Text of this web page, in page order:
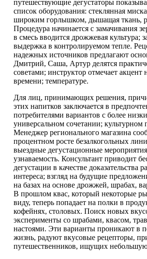
путешествующие дегустаторы
список оборудования: стеклянная
широким горлышком, дышащая ткань,
Процедура начинается с замачивания
в смесь вводится дрожжевая культура;
выдержка в контролируемом тепле.
надежных источников предлагают
Дмитрий, Саша, Артур делятся
советами; инструктор отмечает акцент
времени; температуре.
Для лиц, принимающих решения,
этих напитков заключается в
потребителями вариантов с более
универсальном сочетании; культурном
Менеджер регионального магазина
процентном росте безалкогольных
выездные дегустационные
узнаваемость. Консультант приводит
дегустации в качестве доказательства
интереса; взгляд на будущие
на базах на основе дрожжей, шрабах,
В прошлом квас, который некоторые
виду, теперь попадает на полки в
кофейнях, столовых. Поиск новых
эксперименты со шрабами, квасом,
настоями. Эти варианты проникают в
жизнь, радуют вкусовые рецепторы,
путешественников, ищущих